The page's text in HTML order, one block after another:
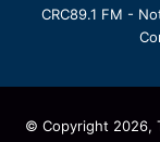
CRC89.1 FM -
© Copyright 2026,